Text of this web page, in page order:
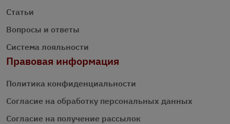
Статьи
Вопросы и ответы
Система лояльности
Правовая информация
Политика конфиденциальности
Согласие на обработку персональных данных
Согласие на получение рассылок